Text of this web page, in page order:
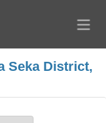
Seka District,